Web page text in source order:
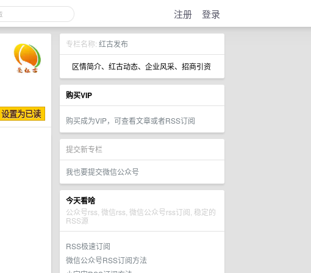
注册 登录
专栏名称: 红古发布
区情简介、红古动态、企业风采、招商引资
购买VIP
购买成为VIP，可查看文章或者RSS订阅
提交新专栏
我也要提交微信公众号
今天看啥
公众号rss, 微信rss, 微信公众号rss订阅, 稳定的
RSS源
RSS极速订阅
微信公众号RSS订阅方法